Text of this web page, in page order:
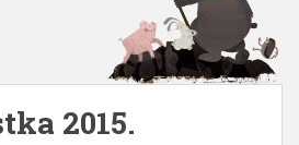
2015.